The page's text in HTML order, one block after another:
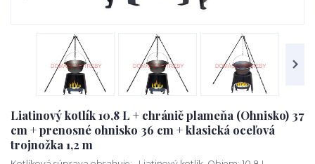
Liatinový kotlík 10,8 L + chránič plameňa (Ohnisko) 37
cm + prenosné ohnisko 36 cm + klasická oceľová
trojnožka 1,2 m